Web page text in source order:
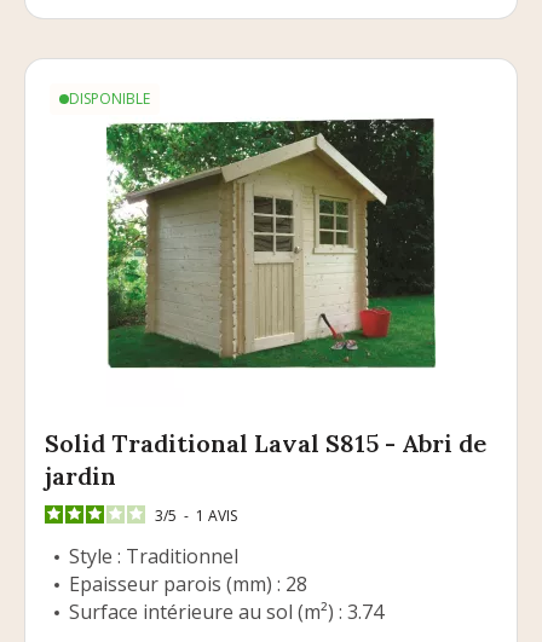
DISPONIBLE
Solid Traditional Laval S815 - Abri de
jardin
3/5 - 1 AVIS
Style : Traditionnel
Epaisseur parois (mm) : 28
Surface intérieure au sol (m²) : 3.74